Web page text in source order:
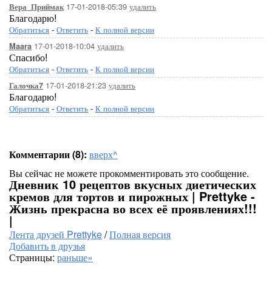
Вера_Приймак17-01-2018-05:39 удалить
Благодарю!
Обратиться - Ответить - К полной версии
Maara 17-01-2018-10:04 удалить
Спасибо!
Обратиться - Ответить - К полной версии
Галочка7 17-01-2018-21:23 удалить
Благодарю!
Обратиться - Ответить - К полной версии
Комментарии (8): вверх^
Вы сейчас не можете прокомментировать это сообщение.
Дневник 10 рецептов вкусных диетических
кремов для тортов и пирожных | Prettyke -
Жизнь прекрасна во всех её проявлениях!!!
|
Лента друзей Prettyke/Полная версия
Добавить в друзья
Страницы: раньше»